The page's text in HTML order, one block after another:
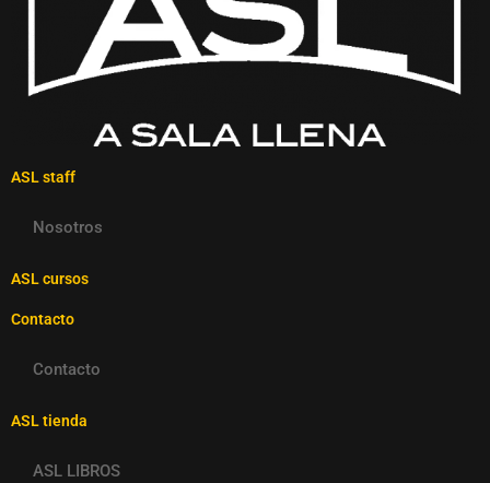
ASL staff
Nosotros
ASL cursos
Contacto
Contacto
ASL tienda
ASL LIBROS